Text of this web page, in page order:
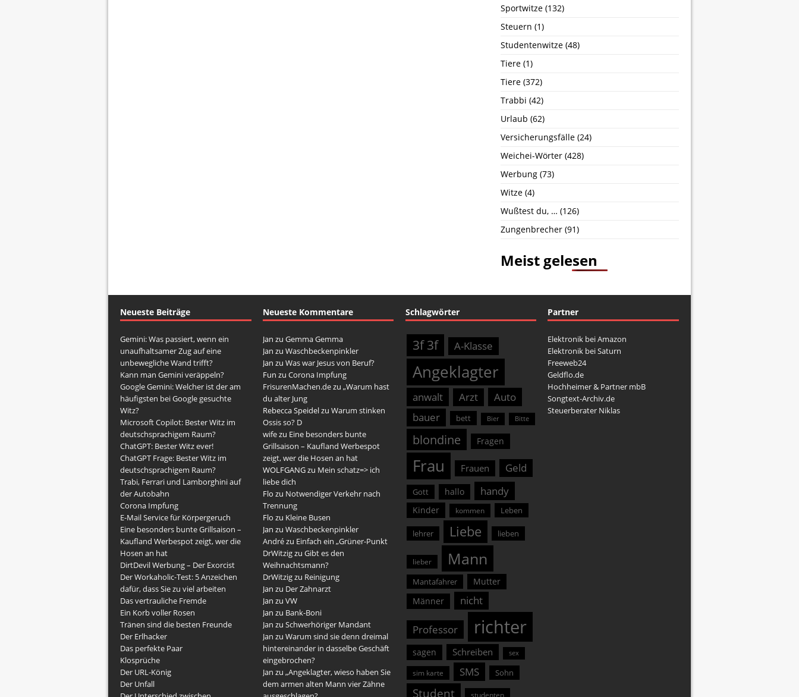
Sportwitze (132)
Steuern (1)
Studentenwitze (48)
Tiere (1)
Tiere (372)
Trabbi (42)
Urlaub (62)
Versicherungsfälle (24)
Weichei-Wörter (428)
Werbung (73)
Witze (4)
Wußtest du, … (126)
Zungenbrecher (91)
Meist gelesen
Neueste Beiträge
Gemini: Was passiert, wenn ein
unaufhaltsamer Zug auf eine
unbewegliche Wand trifft?
Kann man Gemini veräppeln?
Google Gemini: Welcher ist der am
häufigsten bei Google gesuchte
Witz?
Microsoft Copilot: Bester Witz im
deutschsprachigem Raum?
ChatGPT: Bester Witz ever!
ChatGPT Frage: Bester Witz im
deutschsprachigem Raum?
Trabi, Ferrari und Lamborghini auf
der Autobahn
Corona Impfung
E-Mail Service für Körpergeruch
Eine besonders bunte Grillsaison –
Kaufland Werbespot zeigt, wer die
Hosen an hat
DirtDevil Werbung – Der Exorcist
Der Workaholic-Test: 5 Anzeichen
dafür, dass Sie zu viel arbeiten
Das vertrauliche Fremde
Ein Korb voller Rosen
Tränen sind die besten Freunde
Der Erlhacker
Das perfekte Paar
Klosprüche
Der URL-König
Der Unfall
Neueste Kommentare
Jan zu Gemma Gemma
Jan zu Waschbeckenpinkler
Jan zu Was war Jesus von Beruf?
Fun zu Corona Impfung
FrisurenMachen.dezu „Warum hast
du alter Jung
Rebecca Speidelzu Warum stinken
Ossis so? D
wifezu Eine besonders bunte
Grillsaison – Kaufland Werbespot
zeigt, wer die Hosen an hat
WOLFGANGzu Mein schatz=> ich
liebe dich
Flo zu Notwendiger Verkehr nach
Trennung
Flo zu Kleine Busen
Jan zu Waschbeckenpinkler
Andrézu Einfach ein „Grüner-Punkt
DrWitzigzu Gibt es den
Weihnachtsmann?
DrWitzigzu Reinigung
Jan zu Der Zahnarzt
Jan zu VW
Jan zu Bank-Boni
Jan zu Schwerhöriger Mandant
Jan zu Warum sind sie denn dreimal
hintereinander in dasselbe Geschäft
eingebrochen?
Jan zu „Angeklagter, wieso haben Sie
dem armen alten Mann vier Zähne
Schlagwörter
3f 3f A-Klasse
Angeklagter
anwalt Arzt
Auto
bauer
bett Bier Bitte
blondine Fragen
Frau Frauen Geld
Gott hallo handy
Kinder kommen Leben
lehrer Liebe lieben
lieber Mann
Mantafahrer
Mutter
Männer
nicht
Professor richter
sagen Schreiben sex
sim karte SMS Sohn
Student studenten
Partner
Elektronik bei Amazon
Elektronik bei Saturn
Freeweb24
Geldflo.de
Hochheimer & Partner mbB
Songtext-Archiv.de
Steuerberater Niklas